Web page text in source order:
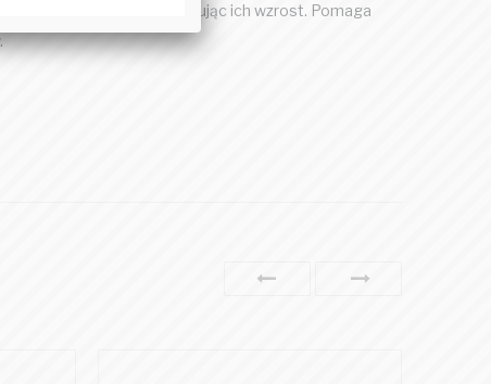
redukując bakterie i hamując ich wzrost. Pomaga